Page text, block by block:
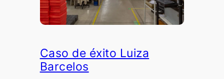
Caso de éxito Luiza
Barcelos